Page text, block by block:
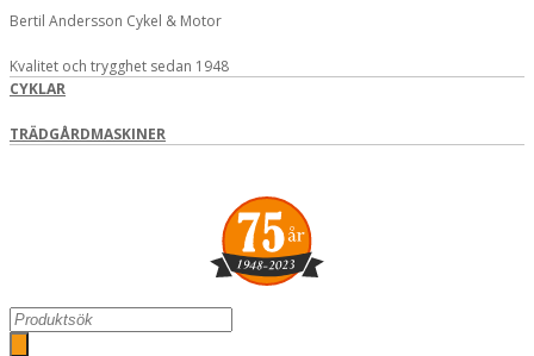
Hoppa
innehåll
Bertil Andersson Cykel & Motor
Kvalitet och trygghet sedan 1948
CYKLAR
TRÄDGÅRDMASKINER
Search
...